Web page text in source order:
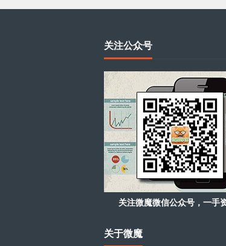
关注公众号
关注微魔微信公众号，一手
关于微魔